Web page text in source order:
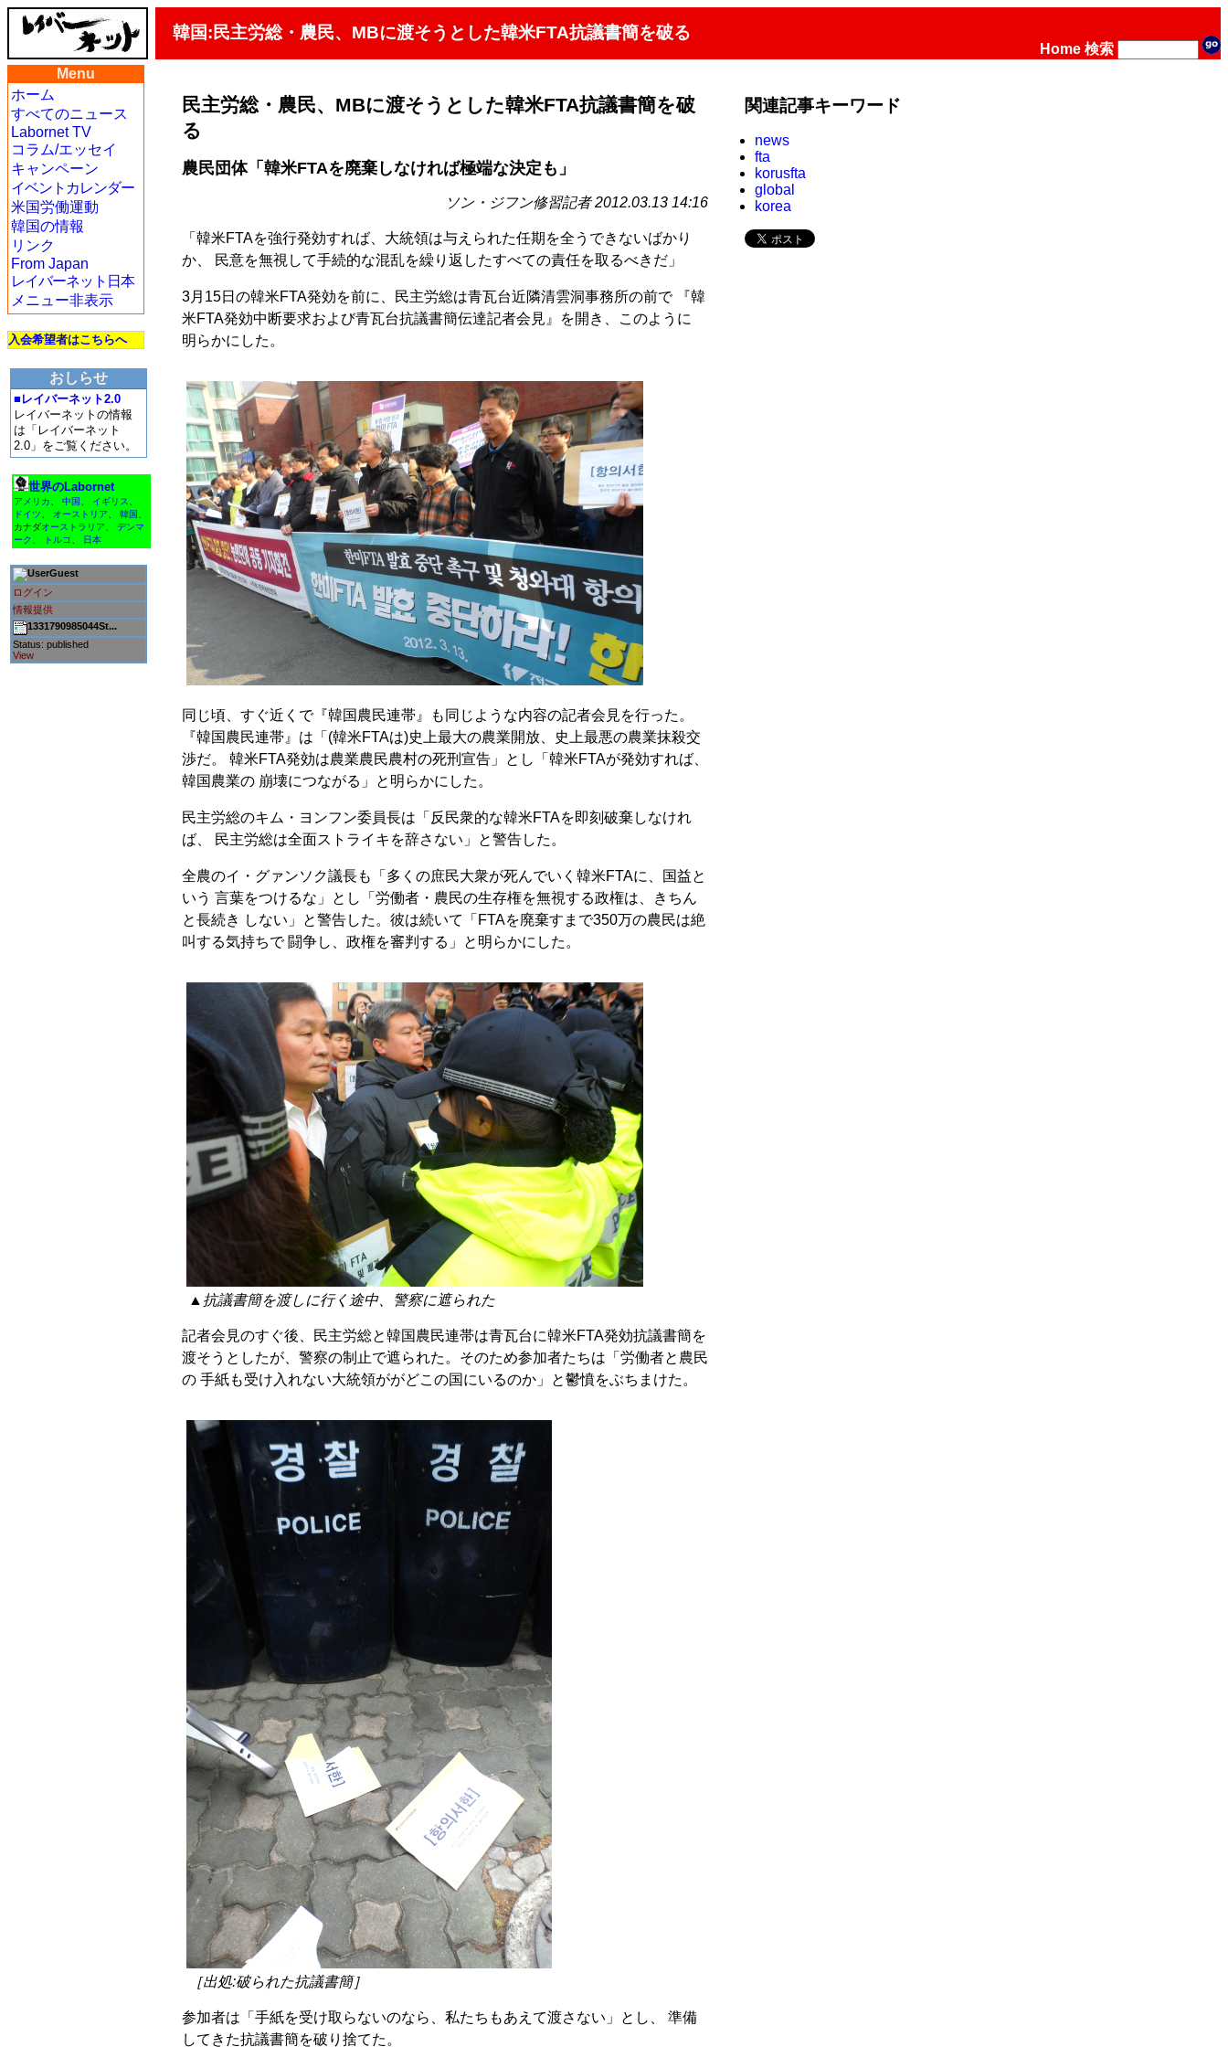
韓国:民主労総・農民、MBに渡そうとした韓米FTA抗議書簡を破る
Home 検索
Menu
ホーム
すべてのニュース
Labornet TV
コラム/エッセイ
キャンペーン
イベントカレンダー
米国労働運動
韓国の情報
リンク
From Japan
レイバーネット日本
メニュー非表示
入会希望者はこちらへ
おしらせ
■レイバーネット2.0
レイバーネットの情報
は「レイバーネット
2.0」をご覧ください。
世界のLabornet
アメリカ 中国 イギリス
ドイツ
オーストリア 韓国
カナダオーストラリア
デンマ
ーク
トルコ 日本
Guest
ログイン
情報提供
1331790985044St...
Status: published
View
民主労総・農民、MBに渡そうとした韓米FTA抗議書簡を破
る
農民団体「韓米FTAを廃棄しなければ極端な決定も」
ソン・ジフン修習記者 2012.03.13 14:16
「韓米FTAを強行発効すれば、大統領は与えられた任期を全うできないばかり
か、 民意を無視して手続的な混乱を繰り返したすべての責任を取るべきだ」
3月15日の韓米FTA発効を前に、民主労総は青瓦台近隣清雲洞事務所の前で 『韓
米FTA発効中断要求および青瓦台抗議書簡伝達記者会見』を開き、このように
明らかにした。
同じ頃、すぐ近くで『韓国農民連帯』も同じような内容の記者会見を行った。
『韓国農民連帯』は「(韓米FTAは)史上最大の農業開放、史上最悪の農業抹殺交
渉だ。 韓米FTA発効は農業農民農村の死刑宣告」とし「韓米FTAが発効すれば、
韓国農業の 崩壊につながる」と明らかにした。
民主労総のキム・ヨンフン委員長は「反民衆的な韓米FTAを即刻破棄しなけれ
ば、 民主労総は全面ストライキを辞さない」と警告した。
全農のイ・グァンソク議長も「多くの庶民大衆が死んでいく韓米FTAに、国益と
いう 言葉をつけるな」とし「労働者・農民の生存権を無視する政権は、きちん
と長続き しない」と警告した。彼は続いて「FTAを廃棄すまで350万の農民は絶
叫する気持ちで 闘争し、政権を審判する」と明らかにした。
▲抗議書簡を渡しに行く途中、警察に遮られた
記者会見のすぐ後、民主労総と韓国農民連帯は青瓦台に韓米FTA発効抗議書簡を
渡そうとしたが、警察の制止で遮られた。そのため参加者たちは「労働者と農民
の 手紙も受け入れない大統領ががどこの国にいるのか」と鬱憤をぶちまけた。
［出処:破られた抗議書簡］
参加者は「手紙を受け取らないのなら、私たちもあえて渡さない」とし、 準備
してきた抗議書簡を破り捨てた。
関連記事キーワード
news
fta
korusfta
global
korea